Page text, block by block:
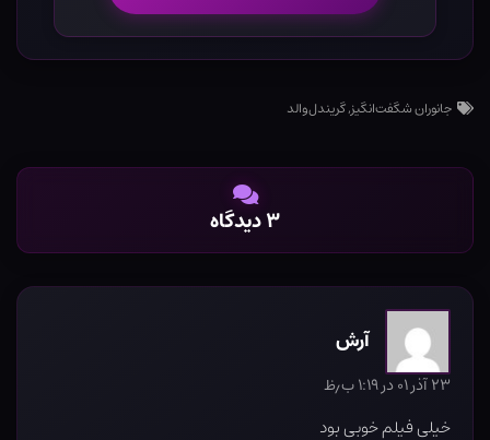
جانوران شگفت‌انگیز,گریندل‌والد
۳ دیدگاه
آرش
۲۳ آذر ۰۱ در ۱:۱۹ ب٫ظ
خیلی فیلم خوبی بود